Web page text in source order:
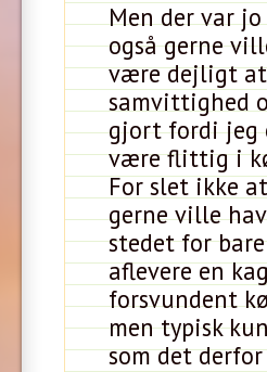
Men der var
også gerne
være dejligt
samvittighed
gjort fordi jeg
være flittig i
For slet ikke
gerne ville
stedet for
aflevere en
forsvundent
men typisk
som det